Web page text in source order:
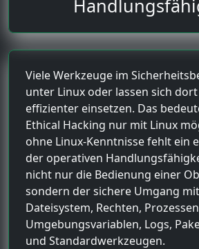
Viele Werkzeuge im
unter Linux oder lassen sich
effizienter einsetzen. Das
Ethical Hacking nur mit Linux
ohne Linux-Kenntnisse fehlt ein
der operativen
nicht nur die Bedienung einer
sondern der sichere Umgang
Dateisystem, Rechten,
Umgebungsvariablen, Logs,
und Standardwerkzeugen.